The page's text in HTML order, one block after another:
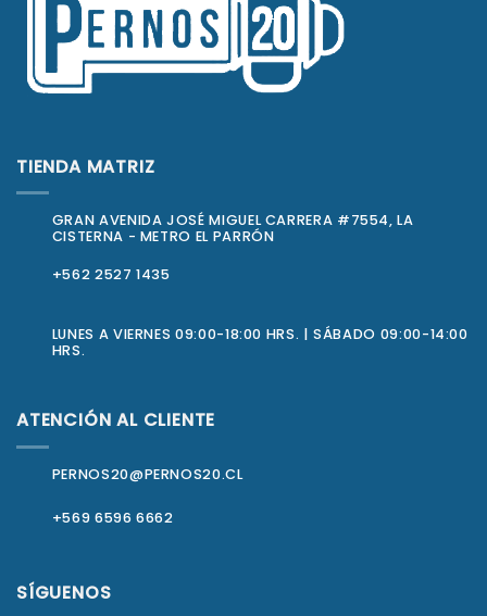
TIENDA MATRIZ
GRAN AVENIDA JOSÉ MIGUEL CARRERA #7554, LA
CISTERNA - METRO EL PARRÓN
+562 2527 1435
LUNES A VIERNES 09:00-18:00 HRS. | SÁBADO 09:00-14:00
HRS.
ATENCIÓN AL CLIENTE
PERNOS20@PERNOS20.CL
+569 6596 6662
SÍGUENOS